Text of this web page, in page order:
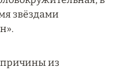
ПАКЕТ
звёздами
причины из